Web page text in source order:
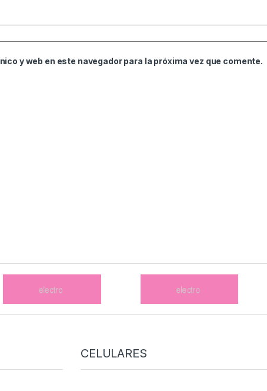
y web en este navegador para la próxima vez que comente.
CELULARES